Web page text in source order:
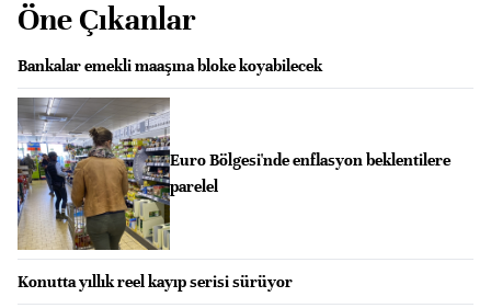
Öne Çıkanlar
Bankalar emekli maaşına bloke koyabilecek
Euro Bölgesi'nde enflasyon beklentilere
parelel
Konutta yıllık reel kayıp serisi sürüyor